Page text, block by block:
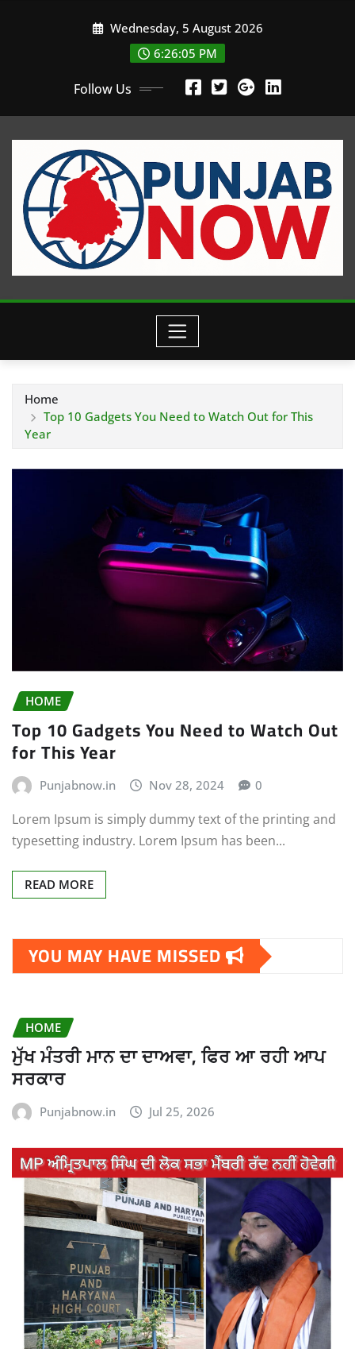
Wednesday, 5 August 2026
6:26:06 PM
Follow Us
Home
Top 10 Gadgets You Need to Watch Out for This
Year
HOME
Top 10 Gadgets You Need to Watch Out
for This Year
Punjabnow.in Nov 28, 2024 0
Lorem Ipsum is simply dummy text of the printing and
typesetting industry. Lorem Ipsum has been...
READ MORE
YOU MAY HAVE MISSED
HOME
ਮੁੱਖ ਮੰਤਰੀ ਮਾਨ ਦਾ ਦਾਅਵਾ, ਫਿਰ ਆ ਰਹੀ ਆਪ
ਸਰਕਾਰ
Punjabnow.in Jul 25, 2026